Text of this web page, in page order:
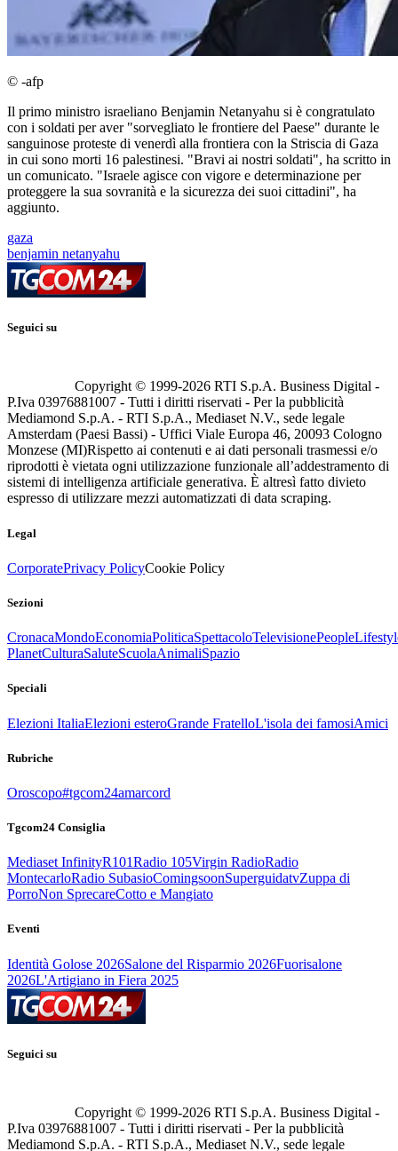
© -afp
Il primo ministro israeliano Benjamin Netanyahu si è congratulato
con i soldati per aver "sorvegliato le frontiere del Paese" durante le
sanguinose proteste di venerdì alla frontiera con la Striscia di Gaza
in cui sono morti 16 palestinesi. "Bravi ai nostri soldati", ha scritto in
un comunicato. "Israele agisce con vigore e determinazione per
proteggere la sua sovranità e la sicurezza dei suoi cittadini", ha
aggiunto.
gaza
benjamin netanyahu
Seguici su
Copyright © 1999-2026 RTI S.p.A. Business Digital -
P.Iva 03976881007 - Tutti i diritti riservati - Per la pubblicità
Mediamond S.p.A. - RTI S.p.A., Mediaset N.V., sede legale
Amsterdam (Paesi Bassi) - Uffici Viale Europa 46, 20093 Cologno
Monzese (MI)Rispetto ai contenuti e ai dati personali trasmessi e/o
riprodotti è vietata ogni utilizzazione funzionale all’addestramento di
sistemi di intelligenza artificiale generativa. È altresì fatto divieto
espresso di utilizzare mezzi automatizzati di data scraping.
Legal
CorporatePrivacy PolicyCookie Policy
Sezioni
CronacaMondoEconomiaPoliticaSpettacoloTelevisionePeople
PlanetCulturaSaluteScuolaAnimaliSpazio
Speciali
Elezioni ItaliaElezioni esteroGrande FratelloL'isola dei famosiAmici
Rubriche
Oroscopo#tgcom24amarcord
Tgcom24 Consiglia
Mediaset InfinityR101Radio 105Virgin RadioRadio
MontecarloRadio SubasioComingsoonSuperguidatvZuppa di
PorroNon SprecareCotto e Mangiato
Eventi
Identità Golose 2026Salone del Risparmio 2026Fuorisalone
2026L'Artigiano in Fiera 2025
Seguici su
Copyright © 1999-2026 RTI S.p.A. Business Digital -
P.Iva 03976881007 - Tutti i diritti riservati - Per la pubblicità
Mediamond S.p.A. - RTI S.p.A., Mediaset N.V., sede legale